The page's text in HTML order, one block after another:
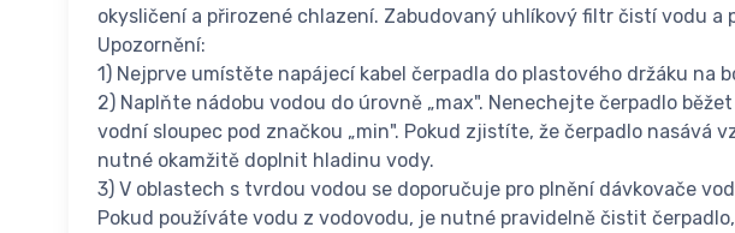
okysličení a přirozené chlazení. Zabudovaný uhlíkový filtr čistí vodu a
Upozornění:
1) Nejprve umístěte napájecí kabel čerpadla do plastového držáku na
2) Naplňte nádobu vodou do úrovně „max". Nenechejte čerpadlo
vodní sloupec pod značkou „min". Pokud zjistíte, že čerpadlo
nutné okamžitě doplnit hladinu vody.
3) V oblastech s tvrdou vodou se doporučuje pro plnění dávkovače
Pokud používáte vodu z vodovodu, je nutné pravidelně čistit